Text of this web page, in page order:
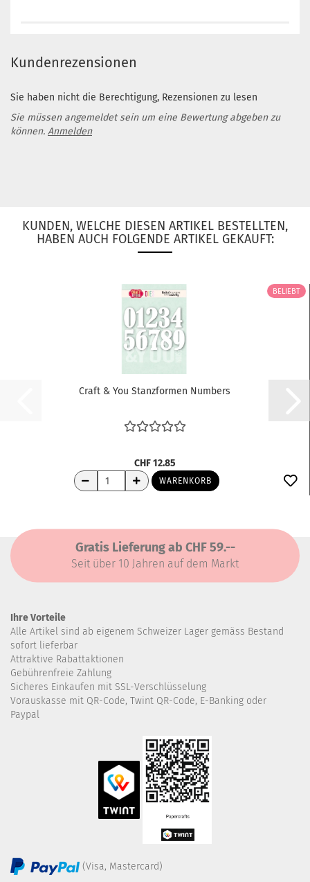
Kundenrezensionen
Sie haben nicht die Berechtigung, Rezensionen zu lesen
Sie müssen angemeldet sein um eine Bewertung abgeben zu
können. Anmelden
KUNDEN, WELCHE DIESEN ARTIKEL BESTELLTEN,
HABEN AUCH FOLGENDE ARTIKEL GEKAUFT:
BELIEBT
Craft & You Stanzformen Numbers
CHF 12.85
WARENKORB
Gratis Lieferung ab CHF 59.--
Seit über 10 Jahren auf dem Markt
Ihre Vorteile
Alle Artikel sind ab eigenem Schweizer Lager gemäss Bestand
sofort lieferbar
Attraktive Rabattaktionen
Gebührenfreie Zahlung
Sicheres Einkaufen mit SSL-Verschlüsselung
Vorauskasse mit QR-Code, Twint QR-Code, E-Banking oder
Paypal
(Visa, Mastercard)